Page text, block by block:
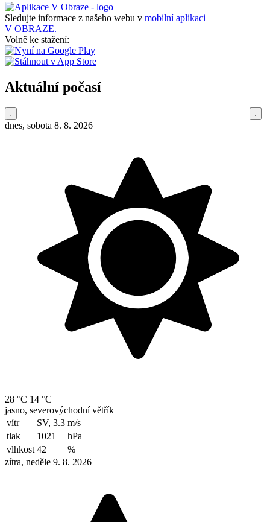
Sledujte informace z našeho webu v mobilní aplikaci –
V OBRAZE.
Volně ke stažení:
Aktuální počasí
dnes, sobota 8. 8. 2026
28 °C 14 °C
jasno, severovýchodní větřík
vítr
SV, 3.3 m/s
tlak
1021
hPa
vlhkost 42
%
zítra, neděle 9. 8. 2026